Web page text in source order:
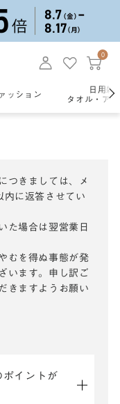
0
ッション
日用雑
タオル・ア
つきましては、メ
内に返答させてい
た場合は翌営業日
むを得ぬ事態が発
います。申し訳ご
きますようお願い
ポイントが